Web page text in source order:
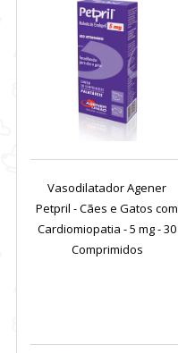
Vasodilatador Agener
Petpril - Cães e Gatos com
Cardiomiopatia - 5 mg - 30
Comprimidos